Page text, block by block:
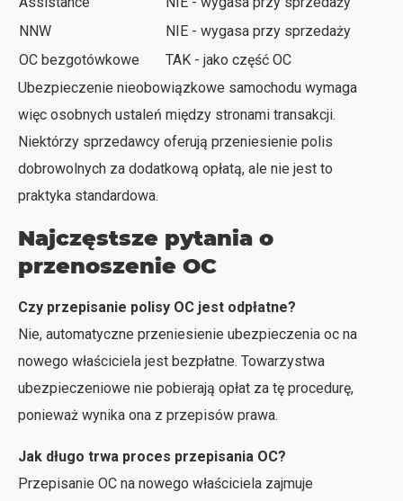
NNW
NIE - wygasa przy sprzedaży
OC bezgotówkowe
TAK - jako część OC
Ubezpieczenie nieobowiązkowe samochodu wymaga
więc osobnych ustaleń między stronami transakcji.
Niektórzy sprzedawcy oferują przeniesienie polis
dobrowolnych za dodatkową opłatą, ale nie jest to
praktyka standardowa.
Najczęstsze pytania o
przenoszenie OC
Czy przepisanie polisy OC jest odpłatne?
Nie, automatyczne przeniesienie ubezpieczenia oc na
nowego właściciela jest bezpłatne. Towarzystwa
ubezpieczeniowe nie pobierają opłat za tę procedurę,
ponieważ wynika ona z przepisów prawa.
Jak długo trwa proces przepisania OC?
Przepisanie OC na nowego właściciela zajmuje